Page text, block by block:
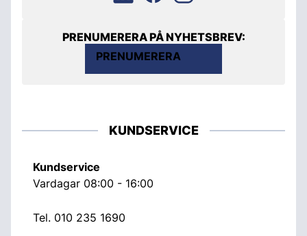
PRENUMERERA PÅ NYHETSBREV:
PRENUMERERA
KUNDSERVICE
Kundservice
Vardagar 08:00 - 16:00
Tel. 010 235 1690